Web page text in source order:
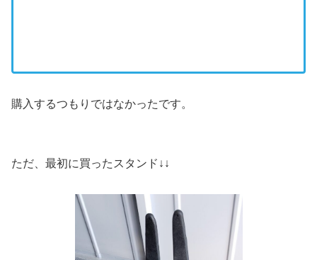
購入するつもりではなかったです。
ただ、最初に買ったスタンド↓↓